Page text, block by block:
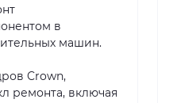
в
машин.
Crown,
ремонта, включая